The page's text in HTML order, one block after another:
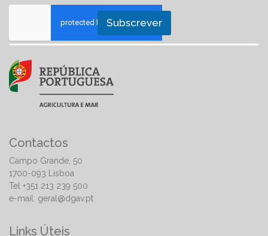
Subscrever
Contactos
Campo Grande, 50
1700-093 Lisboa
Tel +351 213 239 500
e-mail: geral@dgav.pt
Links Úteis